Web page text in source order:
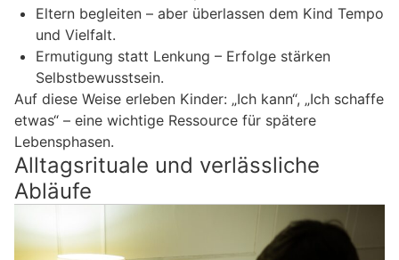
Eltern begleiten – aber überlassen dem Kind Tempo
und Vielfalt.
Ermutigung statt Lenkung – Erfolge stärken
Selbstbewusstsein.
Auf diese Weise erleben Kinder: „Ich kann“, „Ich schaffe
etwas“ – eine wichtige Ressource für spätere
Lebensphasen.
Alltagsrituale und verlässliche
Abläufe